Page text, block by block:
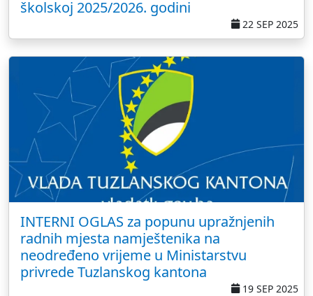
školskoj 2025/2026. godini
22 SEP 2025
INTERNI OGLAS za popunu upražnjenih
radnih mjesta namještenika na
neodređeno vrijeme u Ministarstvu
privrede Tuzlanskog kantona
19 SEP 2025